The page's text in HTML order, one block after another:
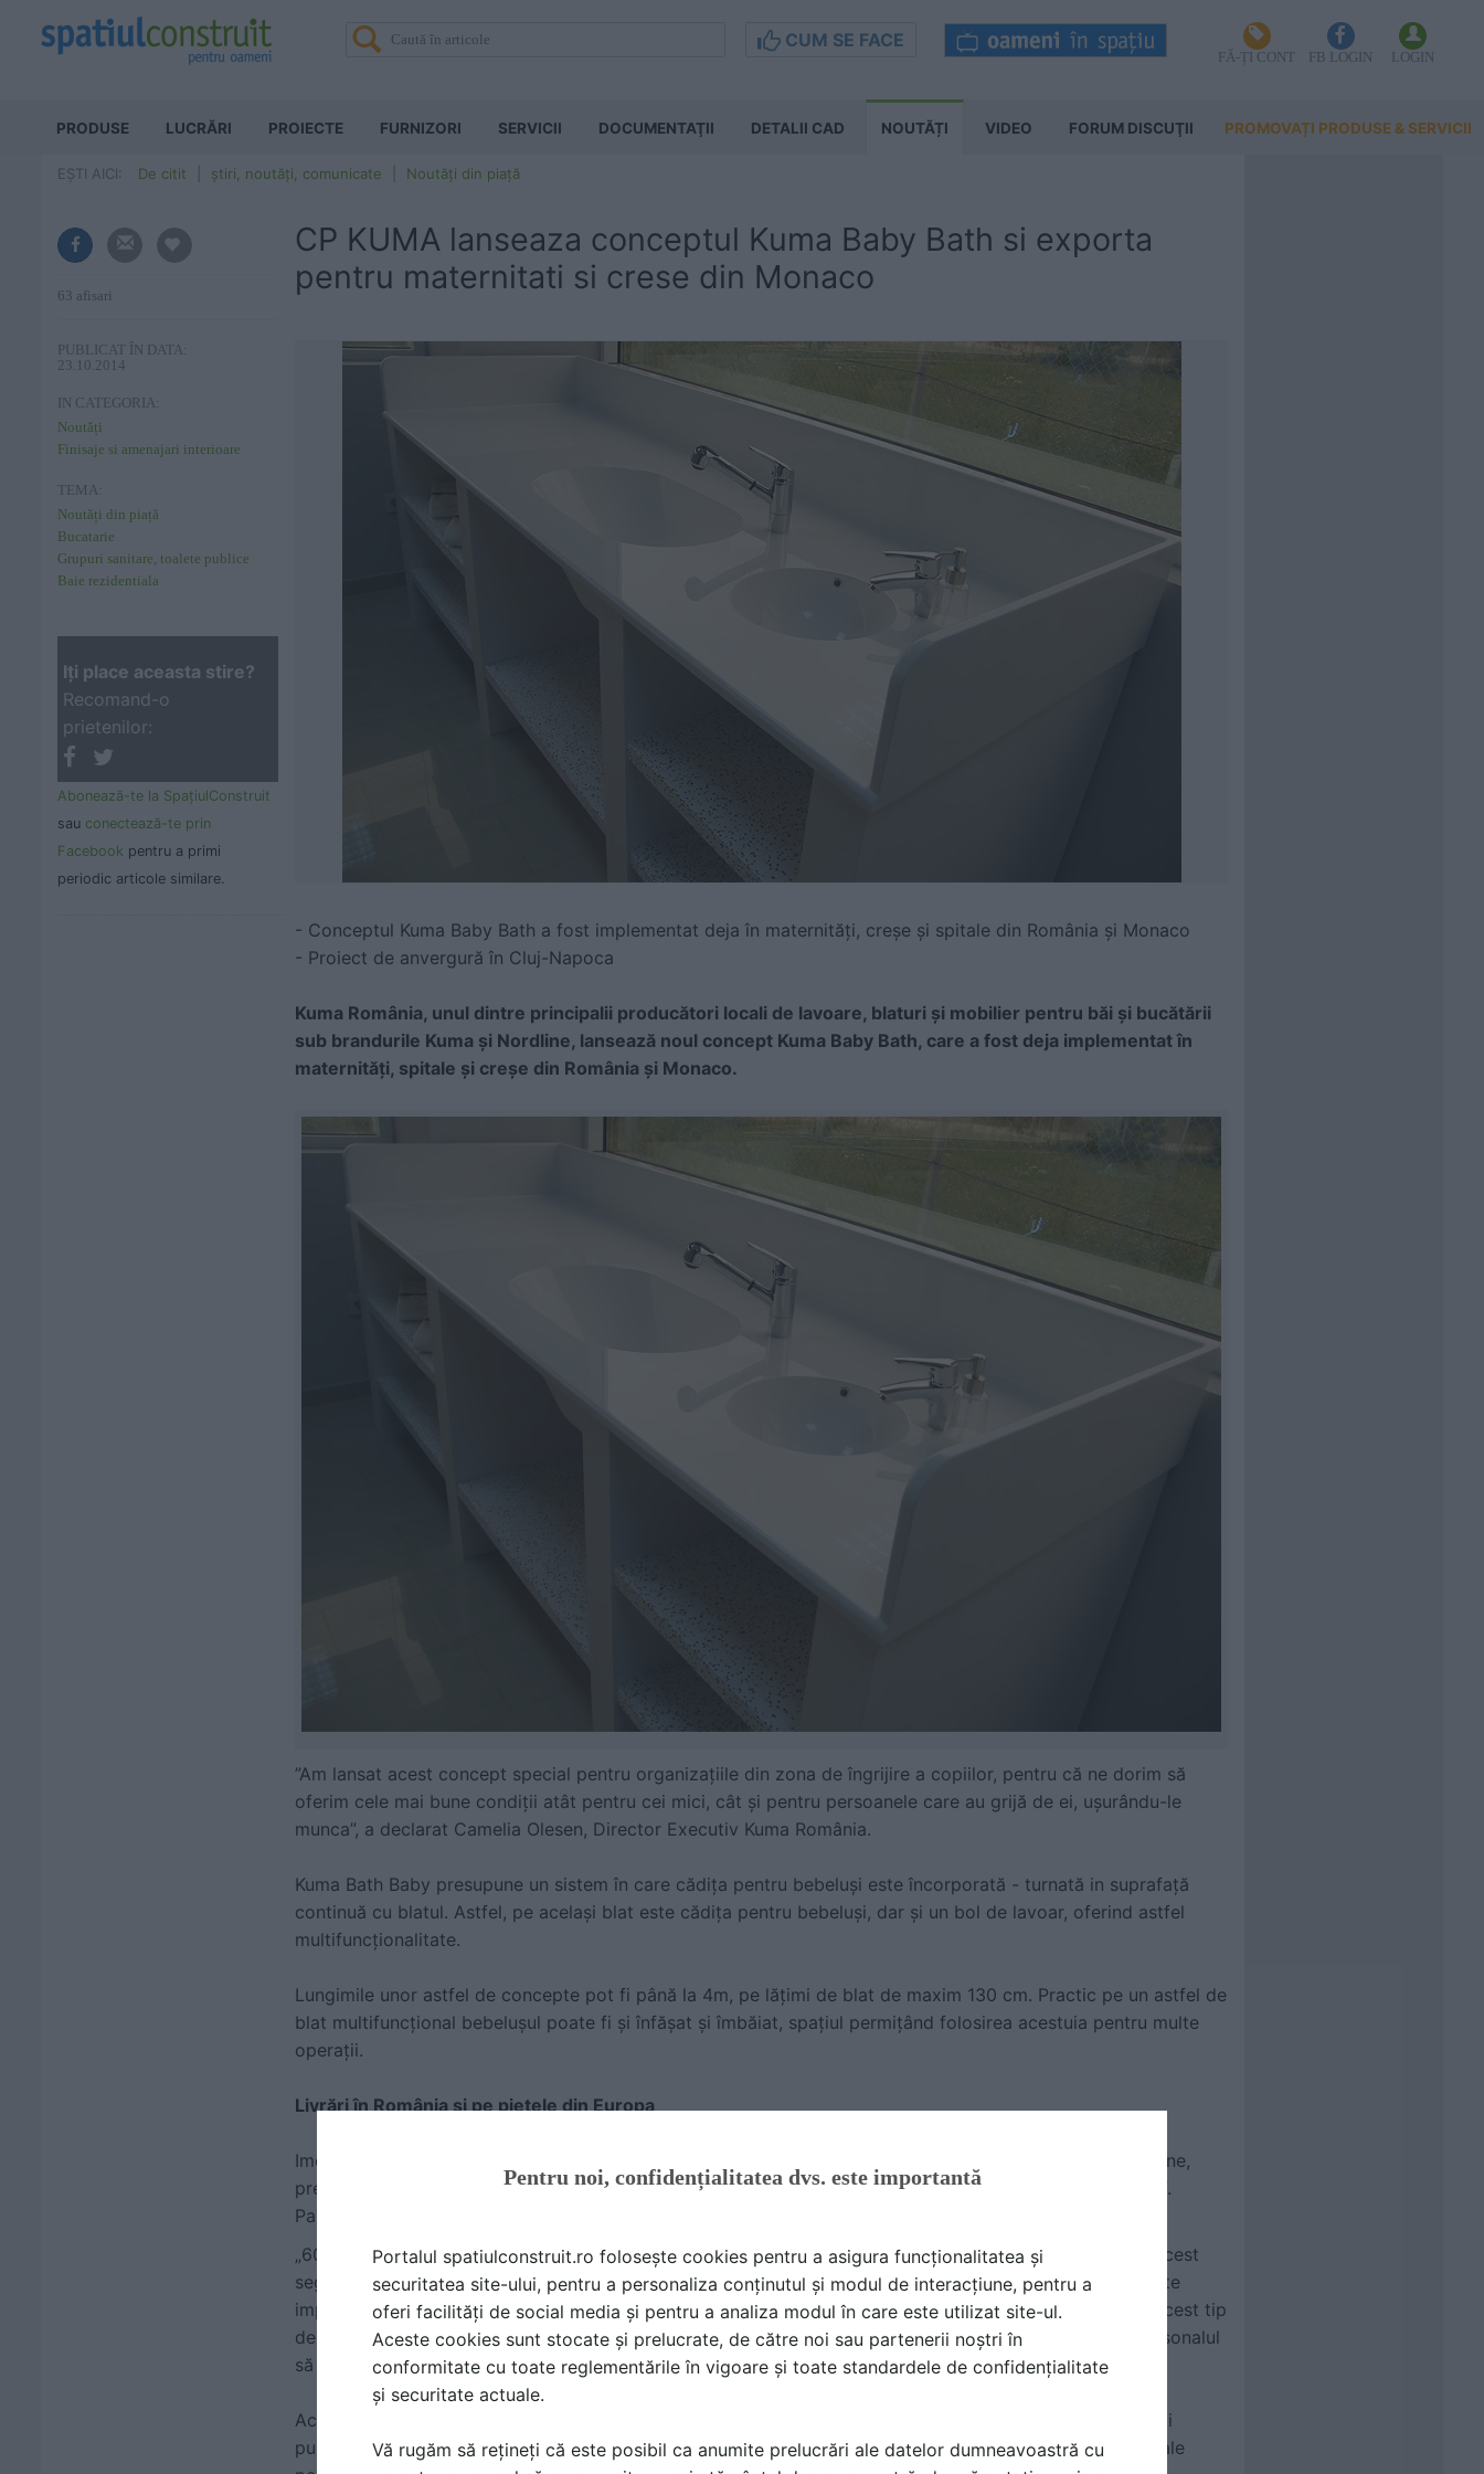
CUM SE FACE
FĂ-ȚI CONT FB LOGIN LOGIN
PRODUSE LUCRĂRI PROIECTE FURNIZORI SERVICII DOCUMENTAŢII DETALII CAD NOUTĂȚI VIDEO FORUM DISCUŢII PROMOVAȚI PRODUSE & SERVICII
EȘTI AICI: De citit știri, noutăți, comunicate Noutăți din piață
63 afisari
PUBLICAT ÎN DATA:
23.10.2014
IN CATEGORIA:
Noutăți
Finisaje si amenajari interioare
TEMA:
Noutăți din piață
Bucatarie
Grupuri sanitare, toalete publice
Baie rezidentiala
Iţi place aceasta stire?
Recomand-o
prietenilor:
Abonează-te la SpaţiulConstruit
sau conectează-te prin
Facebook pentru a primi
periodic articole similare.
CP KUMA lanseaza conceptul Kuma Baby Bath si exporta
pentru maternitati si crese din Monaco
- Conceptul Kuma Baby Bath a fost implementat deja în maternități, creșe și spitale din România și Monaco
- Proiect de anvergură în Cluj-Napoca
Kuma România, unul dintre principalii producători locali de lavoare, blaturi şi mobilier pentru băi şi bucătării
sub brandurile Kuma şi Nordline, lansează noul concept Kuma Baby Bath, care a fost deja implementat în
maternități, spitale și creșe din România și Monaco.
”Am lansat acest concept special pentru organizațiile din zona de îngrijire a copiilor, pentru că ne dorim să
oferim cele mai bune condiții atât pentru cei mici, cât și pentru persoanele care au grijă de ei, ușurându-le
munca”, a declarat Camelia Olesen, Director Executiv Kuma România.
Kuma Bath Baby presupune un sistem în care cădița pentru bebeluși este încorporată - turnată in suprafață
continuă cu blatul. Astfel, pe același blat este cădița pentru bebeluși, dar și un bol de lavoar, oferind astfel
multifuncționalitate.
Lungimile unor astfel de concepte pot fi până la 4m, pe lățimi de blat de maxim 130 cm. Practic pe un astfel de
blat multifuncțional bebelușul poate fi și înfășat și îmbăiat, spațiul permițând folosirea acestuia pentru multe
operații.
Livrări în România și pe piețele din Europa
Imediat după lansarea noului concept, compania a avut cereri atât în România, cât și din alte țări europene,
precum Monaco. Astfel, Kuma a livrat produse către o serie de creșe din Monaco, dar și către Spitalul Sf.
Pantelimon, maternitatea Brăila și Spitalul Marie Curie din România.
„60% din cifra noastră de afaceri provine din proiecte realizate pentru sectorul comercial. De aceea și acest
segment de clienți din zona de îngrijire a copiilor, cum sunt maternitățile, spitalele sau creșele, este foarte
important. Pe lângă calitatea ridicată pe care o oferim, funționalitatea este un aspect însemnat pentru acest tip
de clienți, iar conceptul care integrează toate zonele de îmbăiere sau schimbare a copilului va ajuta personalul
să eficientizeze munca”, a completat Camelia Olesen.
Aceasta a subliniat, de asemenea, că se aşteaptă la o creştere treptată a comenzilor atât pentru instituţii
publice şi private din România, cât şi de peste hotare, din ţări precum Olanda, Franţa şi pieţele tradiţionale
Pentru noi, confidențialitatea dvs. este importantă
Portalul spatiulconstruit.ro folosește cookies pentru a asigura funcționalitatea și
securitatea site-ului, pentru a personaliza conținutul și modul de interacțiune, pentru a
oferi facilități de social media și pentru a analiza modul în care este utilizat site-ul.
Aceste cookies sunt stocate și prelucrate, de către noi sau partenerii noștri în
conformitate cu toate reglementările în vigoare și toate standardele de confidențialitate
și securitate actuale.
Vă rugăm să rețineți că este posibil ca anumite prelucrări ale datelor dumneavoastră cu